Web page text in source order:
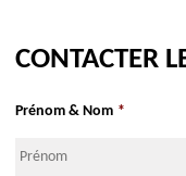
S'y rendre
CONTACTER
Prénom & Nom *